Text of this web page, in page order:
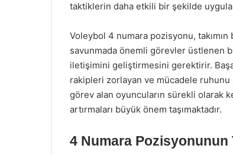
taktiklerin daha etkili bir şekilde
Voleybol 4 numara pozisyonu,
savunmada önemli görevler üstlenen
iletişimini geliştirmesini gerektirir.
rakipleri zorlayan ve mücadele
görev alan oyuncuların sürekli olarak
artırmaları büyük önem taşımaktadır.
4 Numara Pozisyonunun